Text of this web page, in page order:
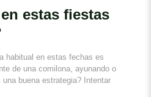
estas fiestas
habitual en estas fechas es
de una comilona, ayunando o
buena estrategia? Intentar